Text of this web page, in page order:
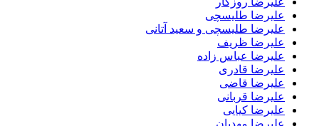
علیرضا طلیسچی
علیرضا طلیسچی و سعید آتانی
علیرضا ظریف
علیرضا عباس زاده
علیرضا قادری
علیرضا قاضی
علیرضا قربانی
علیرضا کیایی
علیرضا مهدیان